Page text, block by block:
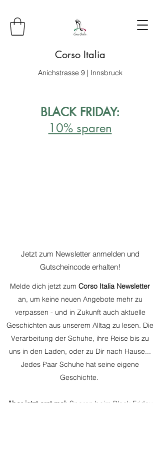
Corso Italia
Anichstrasse 9 | Innsbruck
BLACK FRIDAY:
10% sparen
Jetzt zum Newsletter anmelden und
Gutscheincode erhalten!
Melde dich jetzt zum Corso Italia Newsletter
an, um keine neuen Angebote mehr zu
verpassen - und in Zukunft auch aktuelle
Geschichten aus unserem Alltag zu lesen. Die
Verarbeitung der Schuhe, ihre Reise bis zu
uns in den Laden, oder zu Dir nach Hause...
Jedes Paar Schuhe hat seine eigene
Geschichte.
Aber jetzt erst mal: Sparen beim Black Friday